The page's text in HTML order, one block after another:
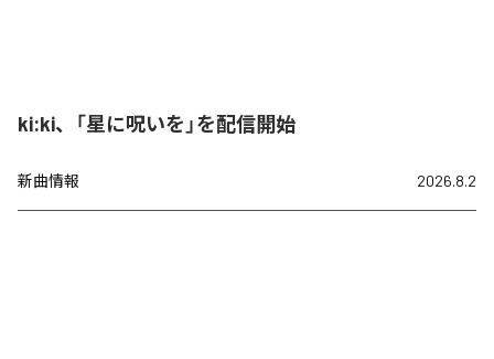
ki:ki、「星に呪いを」を配信開始
新曲情報 2026.8.2